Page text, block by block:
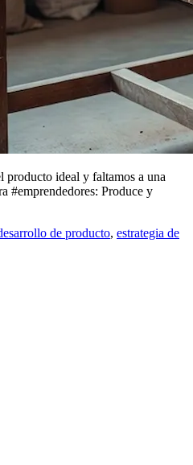
producto ideal y faltamos a una
#emprendedores: Produce y
de producto, estrategia de